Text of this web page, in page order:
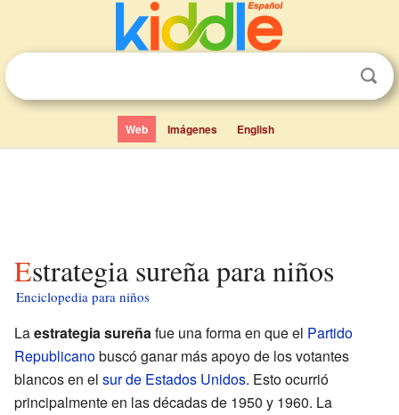
Web Imágenes English
Estrategia sureña para niños
Enciclopedia para niños
Laestrategia sureñafue una forma en que el Partido
Republicanobuscó ganar más apoyo de los votantes
blancos en el sur de Estados Unidos. Esto ocurrió
principalmente en las décadas de 1950 y 1960. La